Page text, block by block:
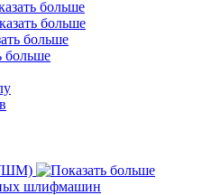
шлифмашин